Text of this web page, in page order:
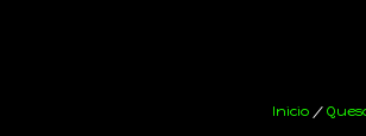
Inicio /